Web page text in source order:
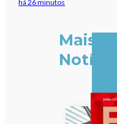
há 26 minutos
Mais
Notícias